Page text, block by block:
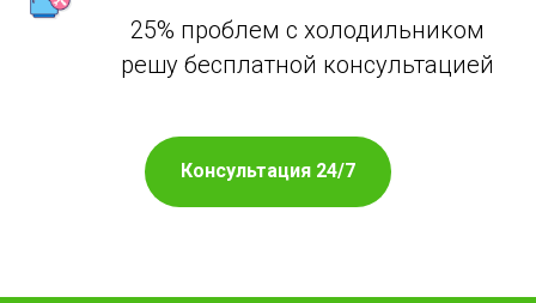
25% проблем с холодильником
решу бесплатной консультацией
Консультация 24/7